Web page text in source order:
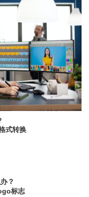
式转换
？
标志